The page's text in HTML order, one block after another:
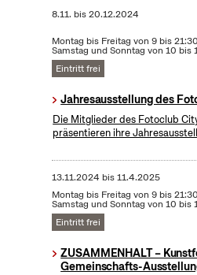
8.11. bis20.12.2024
Montag bis Freitag von 9 bis
Samstag und Sonntag von 10 bis
Eintritt frei
Jahresausstellung des
Die Mitglieder des Fotoclub
präsentieren ihre
13.11.2024 bis11.4.2025
Montag bis Freitag von 9 bis
Samstag und Sonntag von 10 bis
Eintritt frei
ZUSAMMENHALT –
Gemeinschafts-